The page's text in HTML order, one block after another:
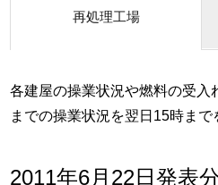
再処理工場
各建屋の操業状況や燃料の受入
までの操業状況を翌日15時まで
2011年6月22日発表